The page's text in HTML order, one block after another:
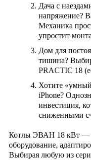
Дача с
напряжение?
Механика
упростит
Дом для
тишина?
PRACTIC 18
Хотите
iPhone?
инвестиция,
сниженными
Котлы ЭВАН 18 кВт —
оборудование,
Выбирая любую из